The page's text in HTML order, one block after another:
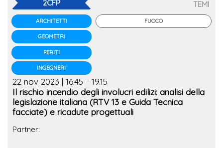
2CFP
ARCHITETTI
GEOMETRI
PERITI
INGEGNERI
TEMI
FUOCO
22 nov 2023 | 16.45 - 19.15
Il rischio incendio degli involucri edilizi: analisi della
legislazione italiana (RTV 13 e Guida Tecnica
facciate) e ricadute progettuali
Partner: